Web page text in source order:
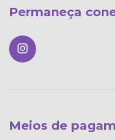
Permaneça
Meios de